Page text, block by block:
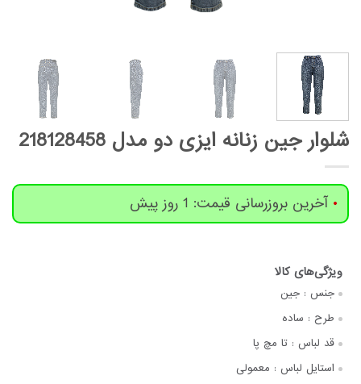
شلوار جین زنانه ایزی دو مدل 218128458
آخرین بروزرسانی قیمت: 1 روز پیش
جنس : جین
طرح : ساده
قد لباس : تا مچ پا
استایل لباس : معمولی